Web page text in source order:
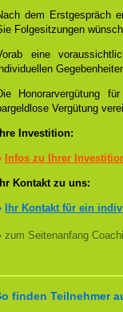
dem Erstgespräch
Folgesitzungen
eine
Honorarvergütung
Vergütung
Ihre Investition:
Infos zu Ihrer
Ihr Kontakt zu uns:
Ihr Kontakt für ein
zum Seitenanfang
finden Teilnehmer